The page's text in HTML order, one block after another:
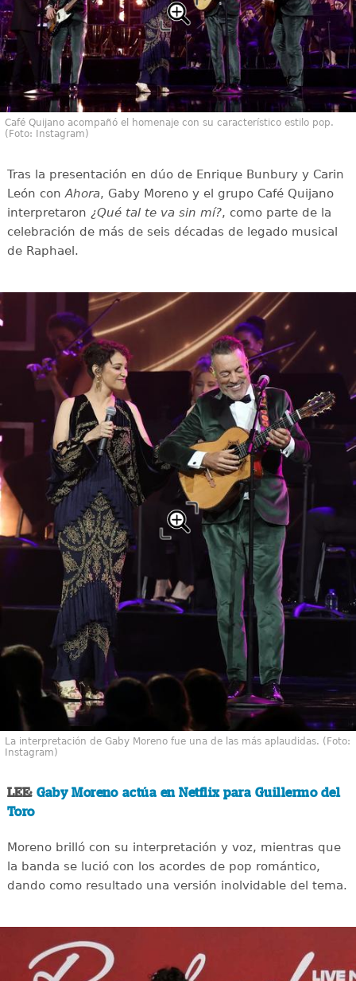
Café Quijano acompañó el homenaje con su característico estilo pop.
(Foto: Instagram)
Tras la presentación en dúo de Enrique Bunbury y Carin
León conAhora, Gaby Moreno y el grupo Café Quijano
interpretaron ¿Qué tal te va sin mí?, como parte de la
celebración de más de seis décadas de legado musical
de Raphael.
La interpretación de Gaby Moreno fue una de las más aplaudidas. (Foto:
Instagram)
LEE: Gaby Moreno actúa en Netflix para Guillermo del
Toro
Moreno brilló con su interpretación y voz, mientras que
la banda se lució con los acordes de pop romántico,
dando como resultado una versión inolvidable del tema.